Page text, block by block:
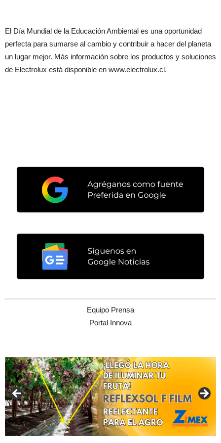
El Día Mundial de la Educación Ambiental es una oportunidad
perfecta para sumarse al cambio y contribuir a hacer del planeta
un lugar mejor. Más información sobre los productos y soluciones
de Electrolux está disponible en www.electrolux.cl.
Equipo Prensa
Portal Innova